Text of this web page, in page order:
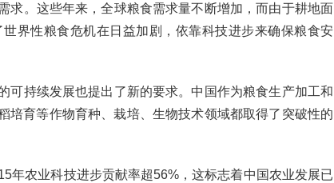
。这些年来，全球粮食需求量不断增加，而由于耕地面
界性粮食危机在日益加剧，依靠科技进步来确保粮食安
持续发展也提出了新的要求。中国作为粮食生产加工和
培育等作物育种、栽培、生物技术领域都取得了突破性的
农业科技进步贡献率超56%，这标志着中国农业发展已